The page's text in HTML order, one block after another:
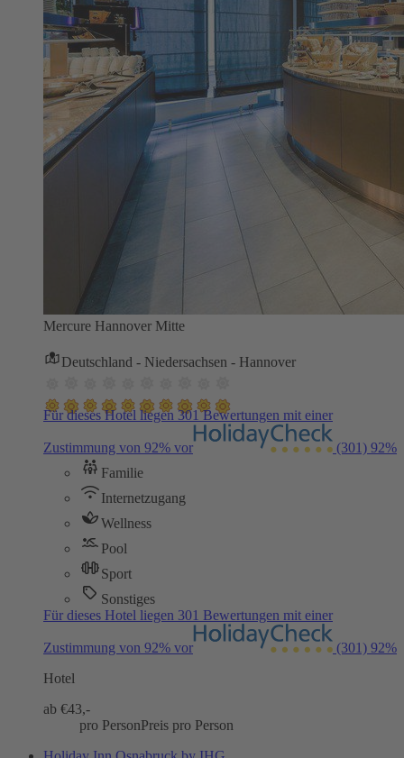
Mercure Hannover Mitte
Deutschland - Niedersachsen - Hannover
Für dieses Hotel liegen 301 Bewertungen mit einer
Zustimmung von 92% vor (301) 92%
Familie
Internetzugang
Wellness
Pool
Sport
Sonstiges
Für dieses Hotel liegen 301 Bewertungen mit einer
Zustimmung von 92% vor (301) 92%
Hotel
ab €43,-
pro PersonPreis pro Person